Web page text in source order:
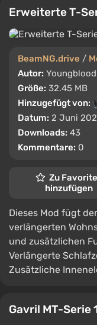
Erweiterte T-
BeamNG.drive /
Autor: Youngblood
Größe: 32.45 MB
Hinzugefügt von:
Datum: 2 Juni
Downloads: 43
Kommentare: 0
Zu
hinzufügen
Dieses Mod fügt
verlängerten
und zusätzlichen
Verlängerte
Zusätzliche
Gavril MT-Serie